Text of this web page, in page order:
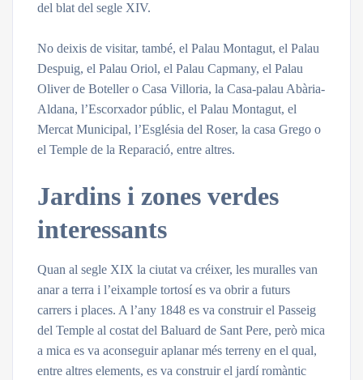
del blat del segle XIV.
No deixis de visitar, també, el Palau Montagut, el Palau
Despuig, el Palau Oriol, el Palau Capmany, el Palau
Oliver de Boteller o Casa Villoria, la Casa-palau Abària-
Aldana, l’Escorxador públic, el Palau Montagut, el
Mercat Municipal, l’Església del Roser, la casa Grego o
el Temple de la Reparació, entre altres.
Jardins i zones verdes
interessants
Quan al segle XIX la ciutat va créixer, les muralles van
anar a terra i l’eixample tortosí es va obrir a futurs
carrers i places. A l’any 1848 es va construir el Passeig
del Temple al costat del Baluard de Sant Pere, però mica
a mica es va aconseguir aplanar més terreny en el qual,
entre altres elements, es va construir el jardí romàntic